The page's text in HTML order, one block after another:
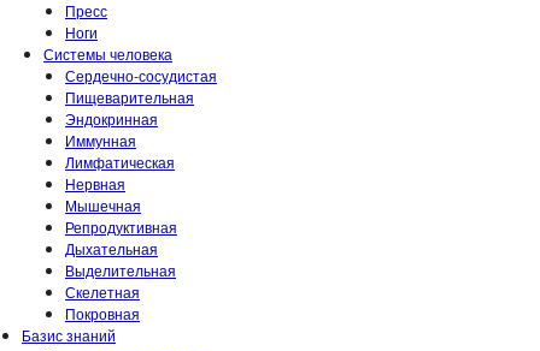
Пресс
Ноги
Системы человека
Сердечно-сосудистая
Пищеварительная
Эндокринная
Иммунная
Лимфатическая
Нервная
Мышечная
Репродуктивная
Дыхательная
Выделительная
Скелетная
Покровная
Базис знаний